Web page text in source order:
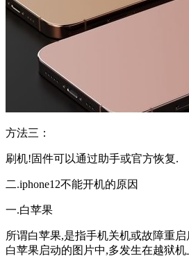
方法三：
刷机!固件可以通过助手或官方恢复.
二.iphone12不能开机的原因
一.白苹果
所谓白苹果,是指手机关机或故障重
白苹果启动的图片中,多发生在越狱机